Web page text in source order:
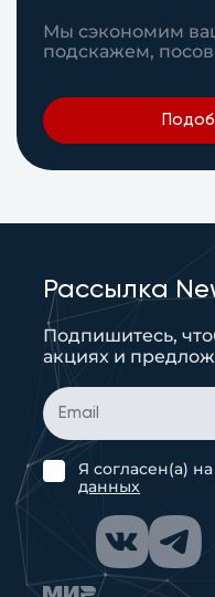
Мы сэкономим
подскажем,
Рассылка
Подпишитесь,
акциях и
Я согласен(а)
данных